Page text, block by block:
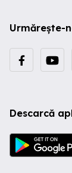
Urmărește-
Descarcă